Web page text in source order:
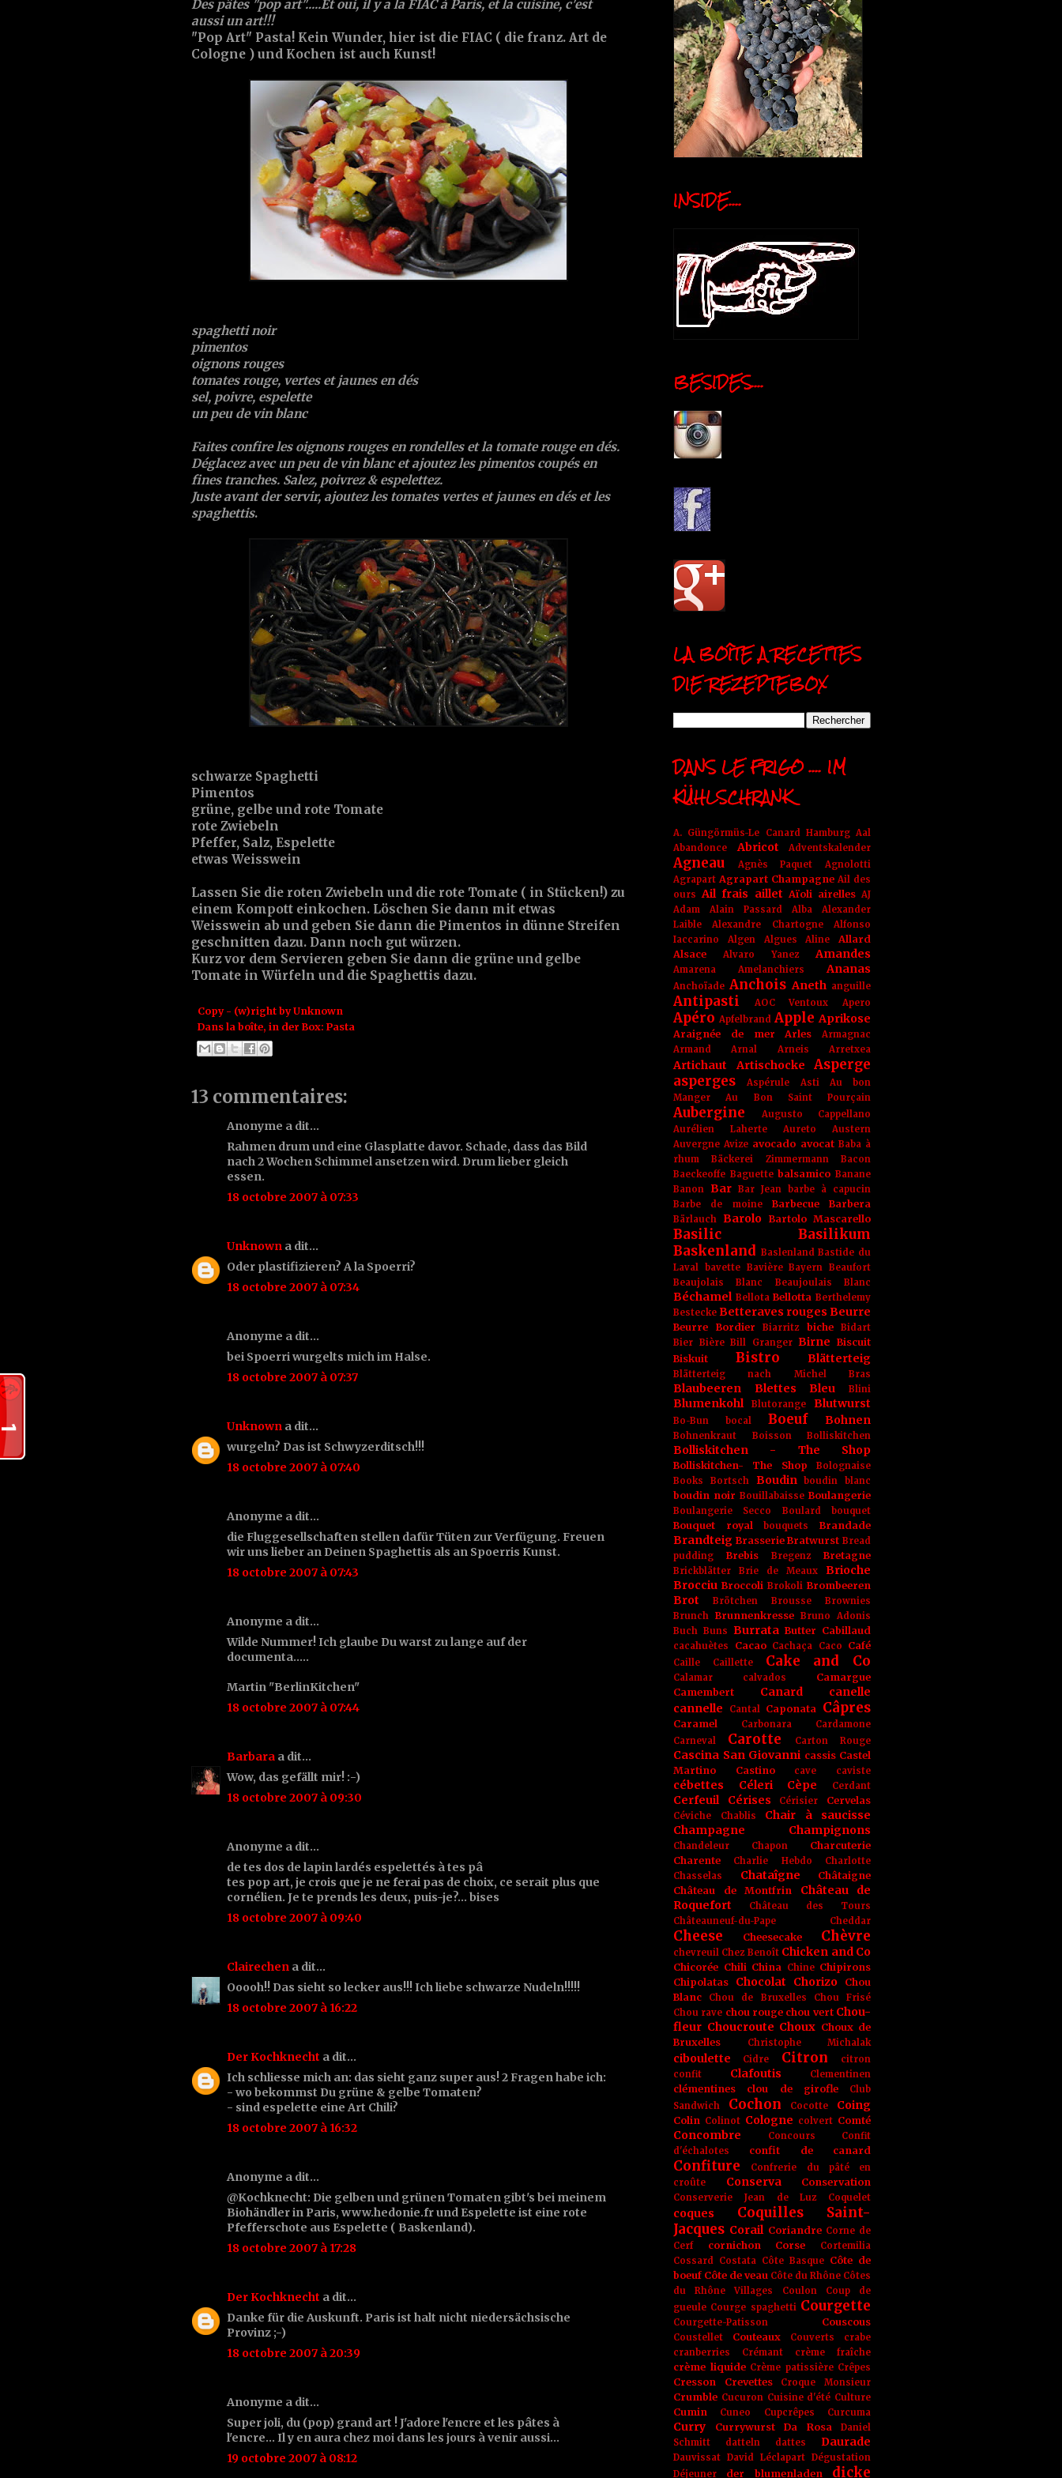
Des pâtes "pop art".....Et oui, il y a la FIAC à Paris, et la cuisine, c'est
aussi un art!!!
"Pop Art" Pasta! Kein Wunder, hier ist die FIAC ( die franz. Art de
Cologne ) und Kochen ist auch Kunst!
spaghetti noir
pimentos
oignons rouges
tomates rouge, vertes et jaunes en dés
sel, poivre, espelette
un peu de vin blanc
Faites confire les oignons rouges en rondelles et la tomate rouge en dés.
Déglacez avec un peu de vin blanc et ajoutez les pimentos coupés en
fines tranches. Salez, poivrez & espelettez.
Juste avant der servir, ajoutez les tomates vertes et jaunes en dés et les
spaghettis.
schwarze Spaghetti
Pimentos
grüne, gelbe und rote Tomate
rote Zwiebeln
Pfeffer, Salz, Espelette
etwas Weisswein
Lassen Sie die roten Zwiebeln und die rote Tomate ( in Stücken!) zu
einem Kompott einkochen. Löschen Sie dann mit etwas
Weisswein ab und geben Sie dann die Pimentos in dünne Streifen
geschnitten dazu. Dann noch gut würzen.
Kurz vor dem Servieren geben Sie dann die grüne und gelbe
Tomate in Würfeln und die Spaghettis dazu.
Copy - (w)right byUnknown
Dans la boîte, in der Box: Pasta
13 commentaires:
Anonyme a dit…
Rahmen drum und eine Glasplatte davor. Schade, dass das Bild
nach 2 Wochen Schimmel ansetzen wird. Drum lieber gleich
essen.
18 octobre 2007 à 07:33
Unknown a dit…
Oder plastifizieren? A la Spoerri?
18 octobre 2007 à 07:34
Anonyme a dit…
bei Spoerri wurgelts mich im Halse.
18 octobre 2007 à 07:37
Unknown a dit…
wurgeln? Das ist Schwyzerditsch!!!
18 octobre 2007 à 07:40
Anonyme a dit…
die Fluggesellschaften stellen dafür Tüten zur Verfügung. Freuen
wir uns lieber an Deinen Spaghettis als an Spoerris Kunst.
18 octobre 2007 à 07:43
Anonyme a dit…
Wilde Nummer! Ich glaube Du warst zu lange auf der
documenta.....
Martin "BerlinKitchen"
18 octobre 2007 à 07:44
Barbara a dit…
Wow, das gefällt mir! :-)
18 octobre 2007 à 09:30
Anonyme a dit…
de tes dos de lapin lardés espelettés à tes pâ
tes pop art, je crois que je ne ferai pas de choix, ce serait plus que
cornélien. Je te prends les deux, puis-je?... bises
18 octobre 2007 à 09:40
Clairechen a dit…
Ooooh!! Das sieht so lecker aus!!! Ich liebe schwarze Nudeln!!!!!
18 octobre 2007 à 16:22
Der Kochknecht a dit…
Ich schliesse mich an: das sieht ganz super aus! 2 Fragen habe ich:
- wo bekommst Du grüne & gelbe Tomaten?
- sind espelette eine Art Chili?
18 octobre 2007 à 16:32
Anonyme a dit…
@Kochknecht: Die gelben und grünen Tomaten gibt's bei meinem
Biohändler in Paris, www.hedonie.fr und Espelette ist eine rote
Pfefferschote aus Espelette ( Baskenland).
18 octobre 2007 à 17:28
Der Kochknecht a dit…
Danke für die Auskunft. Paris ist halt nicht niedersächsische
Provinz ;-)
18 octobre 2007 à 20:39
Anonyme a dit…
Super joli, du (pop) grand art ! J'adore l'encre et les pâtes à
l'encre... Il y en aura chez moi dans les jours à venir aussi...
19 octobre 2007 à 08:12
INSIDE....
BESIDES....
LA BOÎTE A RECETTES
DIE REZEPTEBOX
DANS LE FRIGO .... IM
KÜHLSCHRANK
A. Güngörmüs-Le Canard Hamburg Aal
Abandonce
Abricot Adventskalender
Agneau Agnès Paquet
Agnolotti
Agrapart Agrapart Champagne Ail des
ours Ail frais aillet Aïoli airelles AJ
Adam
Alain Passard Alba
Alexander
Laible
Alexandre Chartogne
Alfonso
Iaccarino
Algen Algues Aline
Allard
Alsace
Alvaro Yanez Amandes
Amarena Amelanchiers Ananas
Anchoïade Anchois Aneth anguille
Antipasti AOC Ventoux Apero
Apéro Apfelbrand Apple Aprikose
Araignée de mer Arles
Armagnac
Armand Arnal
Arneis Arretxea
Artichaut Artischocke
Asperge
asperges
Aspérule Asti
Au bon
Manger
Au Bon Saint Pourçain
Aubergine
Augusto Cappellano
Aurélien Laherte
Aureto
Austern
Auvergne Avize avocado avocat Baba à
rhum
Bäckerei Zimmermann
Bacon
Baeckeoffe Baguette balsamico Banane
Banon Bar Bar Jean
barbe à capucin
Barbe de moine
Barbecue Barbera
Bärlauch Barolo Bartolo Mascarello
Basilic
Basilikum
Baskenland Baslenland Bastide du
Laval
bavette Bavière Bayern Beaufort
Beaujolais Blanc
Beaujoulais Blanc
Béchamel Bellota Bellotta Berthelemy
Bestecke Betteraves rouges Beurre
Beurre Bordier Biarritz biche
Bidart
Bier Bière Bill Granger Birne
Biscuit
Biskuit
Bistro Blätterteig
Blätterteig nach Michel Bras
Blaubeeren Blettes Bleu Blini
Blumenkohl Blutorange Blutwurst
Bo-Bun bocal Boeuf Bohnen
Bohnenkraut Boisson Bolliskitchen
Bolliskitchen - The Shop
Bolliskitchen- The Shop
Bolognaise
Books
Bortsch Boudin boudin blanc
boudin noir Bouillabaisse Boulangerie
Boulangerie Secco Boulard bouquet
Bouquet royal bouquets Brandade
Brandteig Brasserie Bratwurst Bread
pudding
Brebis Bregenz Bretagne
Brickblätter Brie de Meaux
Brioche
Brocciu Broccoli Brokoli Brombeeren
Brot Brötchen Brousse
Brownies
Brunch Brunnenkresse Bruno Adonis
Buch Buns Burrata Butter Cabillaud
cacahuètes Cacao Cachaça Caco Café
Caille Caillette Cake and Co
Calamar calvados
Camargue
Camembert
Canard
canelle
cannelle
Cantal Caponata Câpres
Caramel Carbonara
Cardamone
Carneval
Carotte Carton Rouge
Cascina San Giovanni cassis Castel
Martino
Castino cave caviste
cébettes Céleri Cèpe Cerdant
Cerfeuil Cérises Cérisier Cervelas
Céviche Chablis
Chair à saucisse
Champagne
Champignons
Chandeleur Chapon
Charcuterie
Charente
Charlie Hebdo
Charlotte
Chasselas
Chataîgne
Châtaigne
Château de Montfrin
Château de
Roquefort
Château des Tours
Châteauneuf-du-Pape
Cheddar
Cheese Cheesecake Chèvre
chevreuil Chez Benoît Chicken and Co
Chicorée Chili China Chine Chipirons
Chipolatas
Chocolat Chorizo
Chou
Blanc
Chou de Bruxelles
Chou Frisé
Chou rave chou rouge chou vert Chou-
fleur Choucroute Choux Choux de
Bruxelles
Christophe Michalak
ciboulette Cidre Citron
citron
confit
Clafoutis Clementinen
clémentines clou de girofle
Club
Sandwich
Cochon Cocotte Coing
Colin Colinot Cologne colvert Comté
Concombre Concours
Confit
d'échalotes
confit de canard
Confiture
Confrerie du pâté en
croûte
Conserva Conservation
Conserverie Jean de Luz Coquelet
coques
Coquilles Saint-
Jacques Corail Coriandre Corne de
Cerf
cornichon Corse
Cortemilia
Cossard Costata Côte Basque Côte de
boeuf Côte de veau Côte du Rhône Côtes
du Rhône Villages
Coulon
Coup de
gueule Courge spaghetti Courgette
Courgette-Patisson Couscous
Coustellet Couteaux Couverts
crabe
cranberries
Crémant crème fraîche
crème liquide Crème patissière Crêpes
Cresson Crevettes Croque Monsieur
Crumble Cucuron Cuisine d'été Culture
Cumin Cuneo Cupcrêpes Curcuma
Curry Currywurst Da Rosa
Daniel
Schmitt
datteln dattes Daurade
Dauvissat David Léclapart Dégustation
Déjeuner
der blumenladen dicke